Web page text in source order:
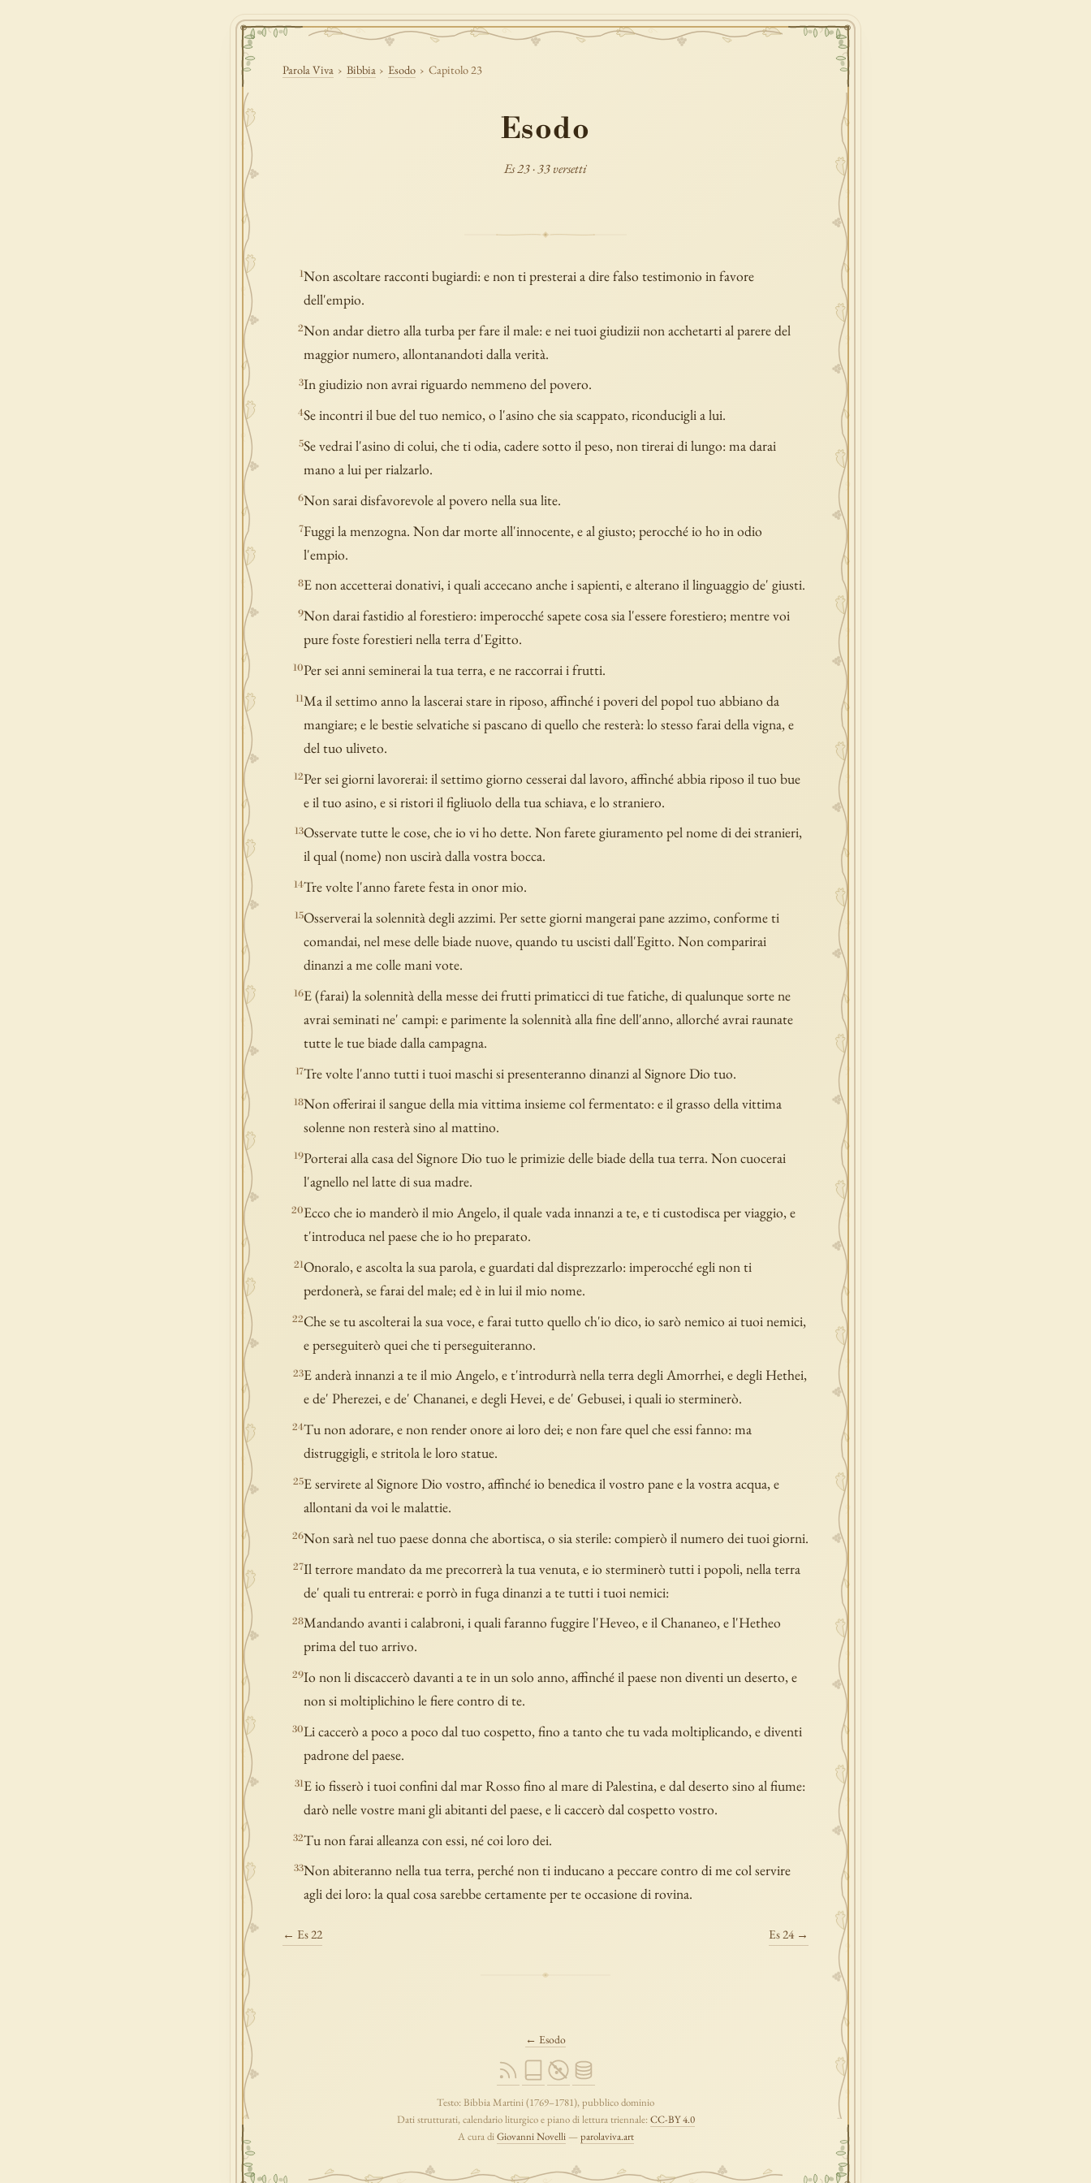
Parola Viva › Bibbia › Esodo › Capitolo 23
Esodo
Es 23 · 33 versetti
1Non ascoltare racconti bugiardi: e non ti presterai a dire falso testimonio in favore
dell'empio.
2Non andar dietro alla turba per fare il male: e nei tuoi giudizii non acchetarti al parere del
maggior numero, allontanandoti dalla verità.
3In giudizio non avrai riguardo nemmeno del povero.
4Se incontri il bue del tuo nemico, o l'asino che sia scappato, riconducigli a lui.
5Se vedrai l'asino di colui, che ti odia, cadere sotto il peso, non tirerai di lungo: ma darai
mano a lui per rialzarlo.
6Non sarai disfavorevole al povero nella sua lite.
7Fuggi la menzogna. Non dar morte all'innocente, e al giusto; perocché io ho in odio
l'empio.
8E non accetterai donativi, i quali accecano anche i sapienti, e alterano il linguaggio de' giusti.
9Non darai fastidio al forestiero: imperocché sapete cosa sia l'essere forestiero; mentre voi
pure foste forestieri nella terra d'Egitto.
10Per sei anni seminerai la tua terra, e ne raccorrai i frutti.
11Ma il settimo anno la lascerai stare in riposo, affinché i poveri del popol tuo abbiano da
mangiare; e le bestie selvatiche si pascano di quello che resterà: lo stesso farai della vigna, e
del tuo uliveto.
12Per sei giorni lavorerai: il settimo giorno cesserai dal lavoro, affinché abbia riposo il tuo bue
e il tuo asino, e si ristori il figliuolo della tua schiava, e lo straniero.
13Osservate tutte le cose, che io vi ho dette. Non farete giuramento pel nome di dei stranieri,
il qual (nome) non uscirà dalla vostra bocca.
14Tre volte l'anno farete festa in onor mio.
15Osserverai la solennità degli azzimi. Per sette giorni mangerai pane azzimo, conforme ti
comandai, nel mese delle biade nuove, quando tu uscisti dall'Egitto. Non comparirai
dinanzi a me colle mani vote.
16E (farai) la solennità della messe dei frutti primaticci di tue fatiche, di qualunque sorte ne
avrai seminati ne' campi: e parimente la solennità alla fine dell'anno, allorché avrai raunate
tutte le tue biade dalla campagna.
17Tre volte l'anno tutti i tuoi maschi si presenteranno dinanzi al Signore Dio tuo.
18Non offerirai il sangue della mia vittima insieme col fermentato: e il grasso della vittima
solenne non resterà sino al mattino.
19Porterai alla casa del Signore Dio tuo le primizie delle biade della tua terra. Non cuocerai
l'agnello nel latte di sua madre.
20Ecco che io manderò il mio Angelo, il quale vada innanzi a te, e ti custodisca per viaggio, e
t'introduca nel paese che io ho preparato.
21Onoralo, e ascolta la sua parola, e guardati dal disprezzarlo: imperocché egli non ti
perdonerà, se farai del male; ed è in lui il mio nome.
22Che se tu ascolterai la sua voce, e farai tutto quello ch'io dico, io sarò nemico ai tuoi nemici,
e perseguiterò quei che ti perseguiteranno.
23E anderà innanzi a te il mio Angelo, e t'introdurrà nella terra degli Amorrhei, e degli Hethei,
e de' Pherezei, e de' Chananei, e degli Hevei, e de' Gebusei, i quali io sterminerò.
24Tu non adorare, e non render onore ai loro dei; e non fare quel che essi fanno: ma
distruggigli, e stritola le loro statue.
25E servirete al Signore Dio vostro, affinché io benedica il vostro pane e la vostra acqua, e
allontani da voi le malattie.
26Non sarà nel tuo paese donna che abortisca, o sia sterile: compierò il numero dei tuoi giorni.
27Il terrore mandato da me precorrerà la tua venuta, e io sterminerò tutti i popoli, nella terra
de' quali tu entrerai: e porrò in fuga dinanzi a te tutti i tuoi nemici:
28Mandando avanti i calabroni, i quali faranno fuggire l'Heveo, e il Chananeo, e l'Hetheo
prima del tuo arrivo.
29Io non li discaccerò davanti a te in un solo anno, affinché il paese non diventi un deserto, e
non si moltiplichino le fiere contro di te.
30Li caccerò a poco a poco dal tuo cospetto, fino a tanto che tu vada moltiplicando, e diventi
padrone del paese.
31E io fisserò i tuoi confini dal mar Rosso fino al mare di Palestina, e dal deserto sino al fiume:
darò nelle vostre mani gli abitanti del paese, e li caccerò dal cospetto vostro.
32Tu non farai alleanza con essi, né coi loro dei.
33Non abiteranno nella tua terra, perché non ti inducano a peccare contro di me col servire
agli dei loro: la qual cosa sarebbe certamente per te occasione di rovina.
← Es 22 Es 24 →
← Esodo
Testo: Bibbia Martini (1769–1781), pubblico dominio
Dati strutturati, calendario liturgico e piano di lettura triennale: CC-BY 4.0
A cura diGiovanni Novelli—parolaviva.art